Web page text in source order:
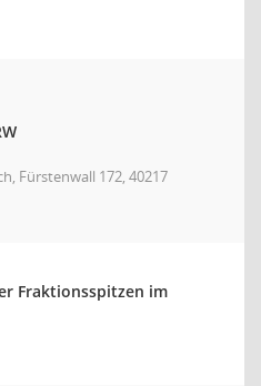
Fürstenwall 172, 40217
Fraktionsspitzen im